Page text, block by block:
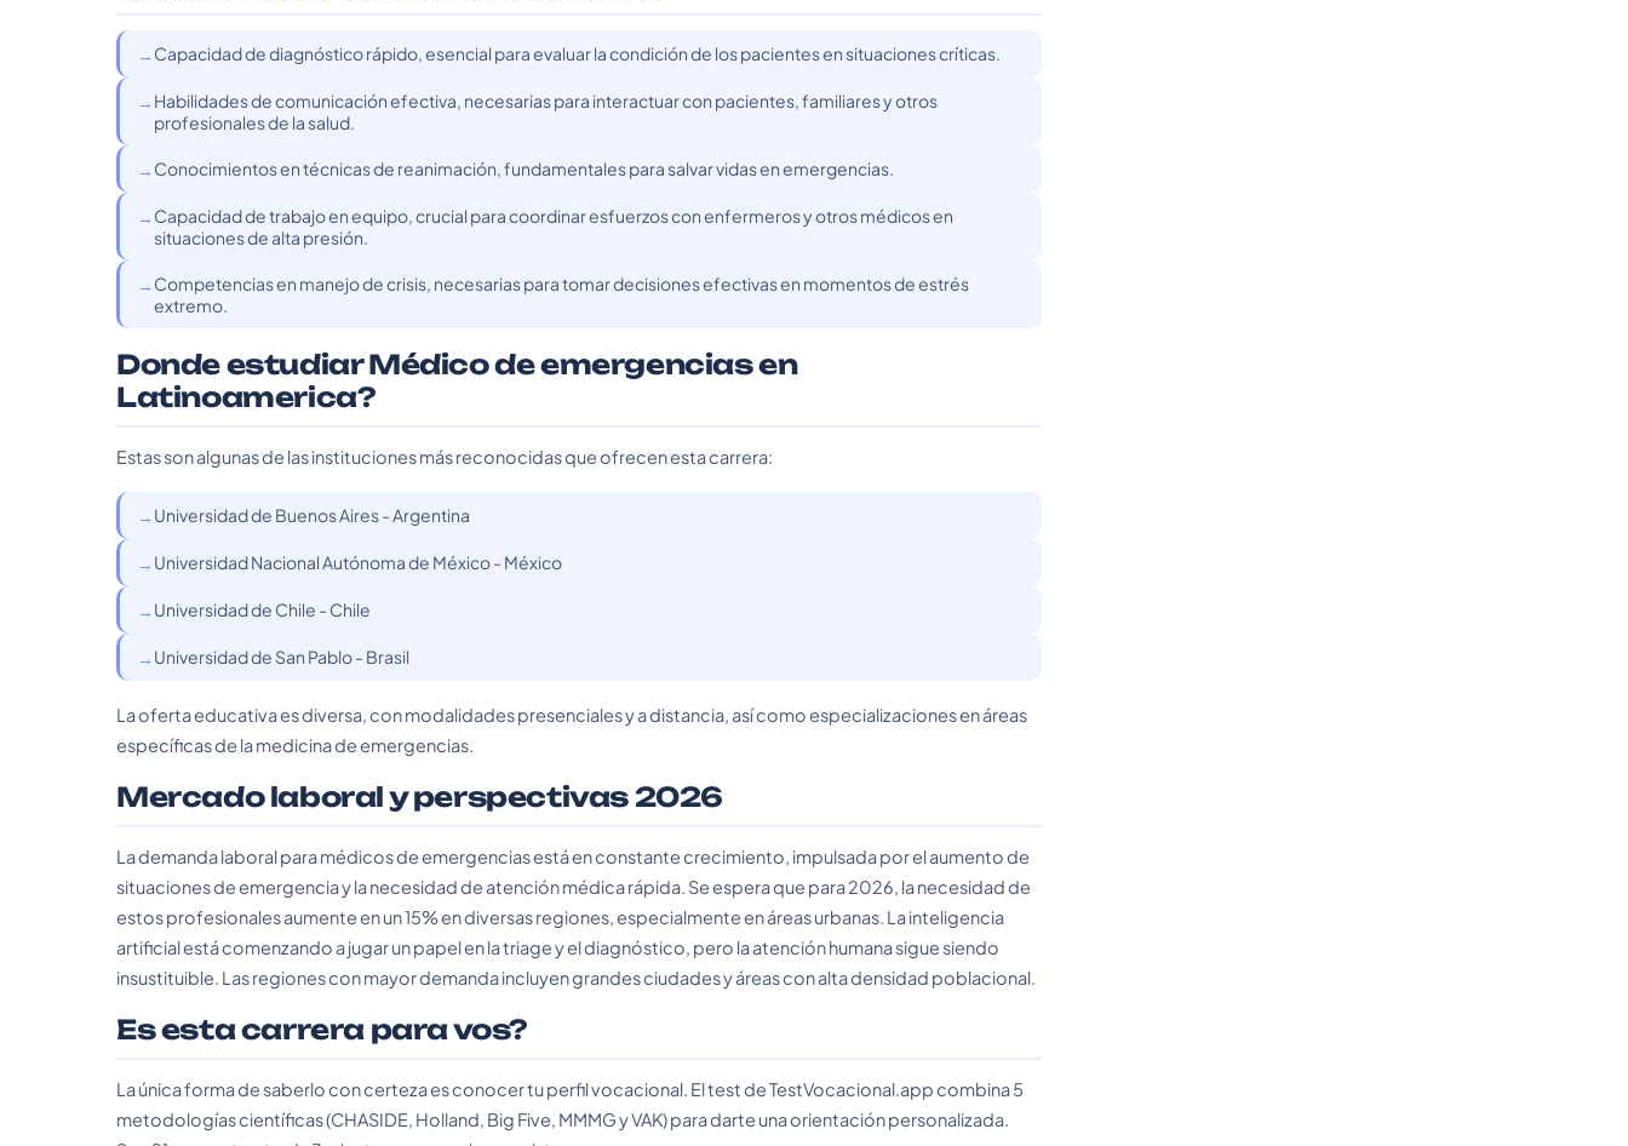
Capacidad de diagnóstico rápido, esencial para evaluar la condición de los pacientes en situaciones críticas.
Habilidades de comunicación efectiva, necesarias para interactuar con pacientes, familiares y otros
profesionales de la salud.
Conocimientos en técnicas de reanimación, fundamentales para salvar vidas en emergencias.
Capacidad de trabajo en equipo, crucial para coordinar esfuerzos con enfermeros y otros médicos en
situaciones de alta presión.
Competencias en manejo de crisis, necesarias para tomar decisiones efectivas en momentos de estrés
extremo.
Donde estudiar Médico de emergencias en
Latinoamerica?
Estas son algunas de las instituciones más reconocidas que ofrecen esta carrera:
Universidad de Buenos Aires - Argentina
Universidad Nacional Autónoma de México - México
Universidad de Chile - Chile
Universidad de San Pablo - Brasil
La oferta educativa es diversa, con modalidades presenciales y a distancia, así como especializaciones en áreas
específicas de la medicina de emergencias.
Mercado laboral y perspectivas 2026
La demanda laboral para médicos de emergencias está en constante crecimiento, impulsada por el aumento de
situaciones de emergencia y la necesidad de atención médica rápida. Se espera que para 2026, la necesidad de
estos profesionales aumente en un 15% en diversas regiones, especialmente en áreas urbanas. La inteligencia
artificial está comenzando a jugar un papel en la triage y el diagnóstico, pero la atención humana sigue siendo
insustituible. Las regiones con mayor demanda incluyen grandes ciudades y áreas con alta densidad poblacional.
Es esta carrera para vos?
La única forma de saberlo con certeza es conocer tu perfil vocacional. El test de TestVocacional.app combina 5
metodologías científicas (CHASIDE, Holland, Big Five, MMMG y VAK) para darte una orientación personalizada.